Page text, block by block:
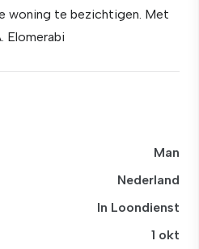
woning te bezichtigen. Met
Elomerabi
Man
Nederland
In Loondienst
1 okt